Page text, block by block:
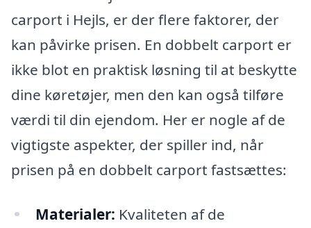
carport i Hejls, er der flere faktorer, der
kan påvirke prisen. En dobbelt carport er
ikke blot en praktisk løsning til at beskytte
dine køretøjer, men den kan også tilføre
værdi til din ejendom. Her er nogle af de
vigtigste aspekter, der spiller ind, når
prisen på en dobbelt carport fastsættes:
Materialer: Kvaliteten af de